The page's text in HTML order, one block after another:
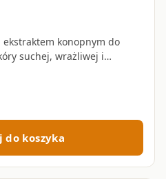
konopnym do
suchej, wrażliwej i
składników • 50 ml
do koszyka